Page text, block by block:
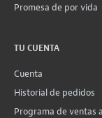
Promesa de por vida
TU CUENTA
Cuenta
Historial de pedidos
Programa de ventas